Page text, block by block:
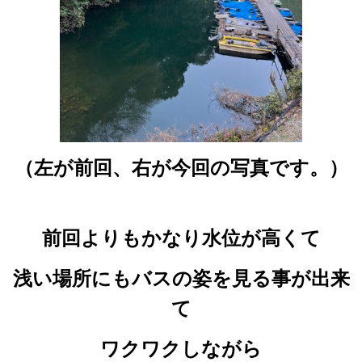
（左が前回、右が今回の写真です。）
前回よりもかなり水位が高くて
浅い場所にもバスの姿を見る事が出来
て
ワクワクしながら